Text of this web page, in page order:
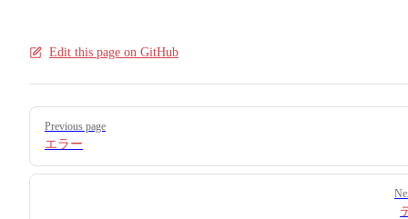
Edit this page on GitHub
Pager
Previous page
エラー